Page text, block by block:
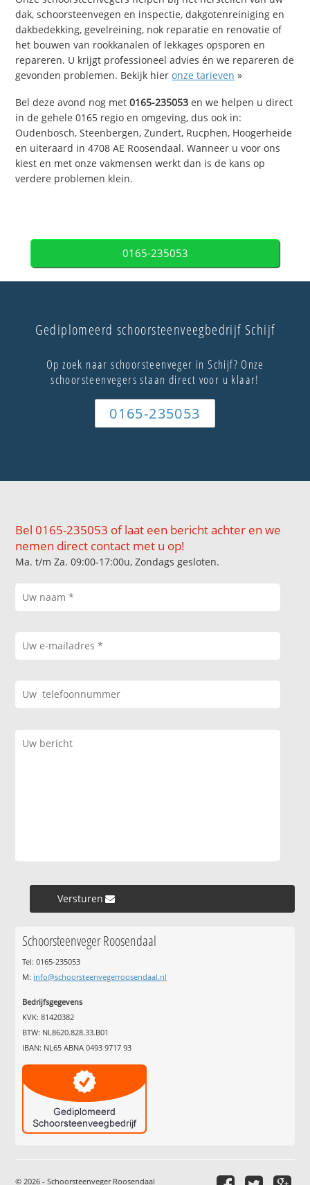
dak, schoorsteenvegen en inspectie, dakgotenreiniging en
dakbedekking, gevelreining, nok reparatie en renovatie of
het bouwen van rookkanalen of lekkages opsporen en
repareren. U krijgt professioneel advies én we repareren de
gevonden problemen. Bekijk hieronze tarieven »
Bel deze avond nog met0165-235053 en we helpen u direct
in de gehele 0165 regio en omgeving, dus ook in:
Oudenbosch, Steenbergen, Zundert, Rucphen, Hoogerheide
en uiteraard in 4708 AE Roosendaal. Wanneer u voor ons
kiest en met onze vakmensen werkt dan is de kans op
verdere problemen klein.
0165-235053
Gediplomeerd schoorsteenveegbedrijf Schijf
Op zoek naar schoorsteenveger in Schijf? Onze
schoorsteenvegers staan direct voor u klaar!
0165-235053
Bel 0165-235053 of laat een bericht achter en we
nemen direct contact met u op!
Ma. t/m Za. 09:00-17:00u, Zondags gesloten.
Versturen »
Schoorsteenveger Roosendaal
Tel: 0165-235053
M: info@schoorsteenvegerroosendaal.nl
Bedrijfsgegevens
KVK: 81420382
BTW: NL8620.828.33.B01
IBAN: NL65 ABNA 0493 9717 93
© 2026 - Schoorsteenveger Roosendaal